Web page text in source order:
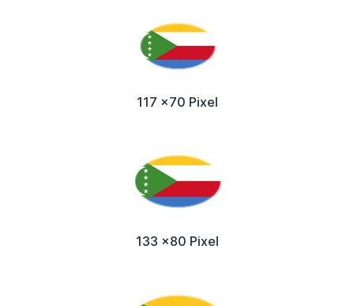
117 x70 Pixel
133 x80 Pixel